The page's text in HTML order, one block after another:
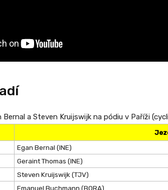
a Steven Kruijswijk na pódiu v Paříži
Egan Bernal (INE)
Geraint Thomas (INE)
Steven Kruijswijk (TJV)
Emanuel Buchmann (BORA)